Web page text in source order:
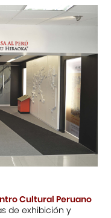
Cultural Peruano
de exhibición y